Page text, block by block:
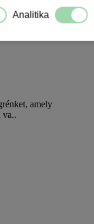
amely
va..
Analitika